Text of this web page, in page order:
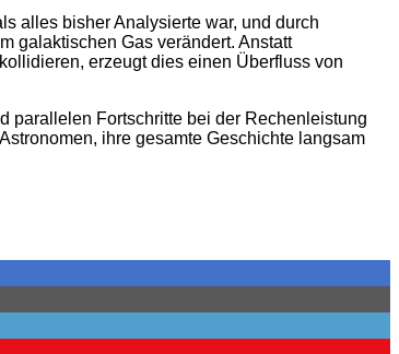
alles bisher Analysierte war, und durch
galaktischen Gas verändert. Anstatt
erzeugt dies einen Überfluss von
parallelen Fortschritte bei der Rechenleistung
ihre gesamte Geschichte langsam